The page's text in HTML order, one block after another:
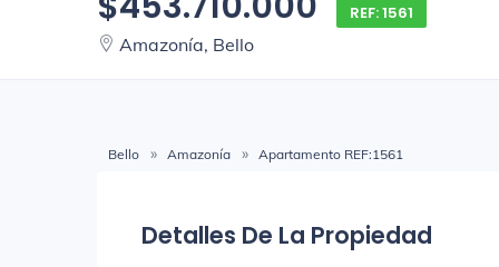
REF: 1561
Amazonía, Bello
Bello Amazonía Apartamento REF:1561
Detalles De La Propiedad